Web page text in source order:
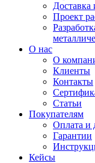
Доставка
Проект
О нас
О
Клиенты
Контакты
Статьи
Покупателям
Оплата и
Гарантии
Кейсы